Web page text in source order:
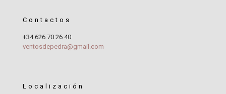
Contactos
+34 626 70 26 40
ventosdepedra@gmail.com
Localización